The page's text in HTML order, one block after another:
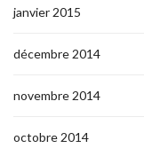
janvier 2015
décembre 2014
novembre 2014
octobre 2014